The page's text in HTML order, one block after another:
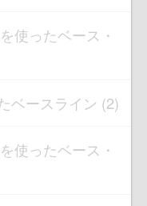
使ったベース・
ベースライン (2)
使ったベース・